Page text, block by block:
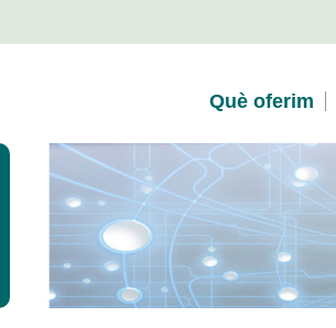
Què oferim